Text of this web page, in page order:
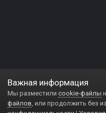
Важная информация
Мы разместили cookie-файлы
файлов, или продолжить без